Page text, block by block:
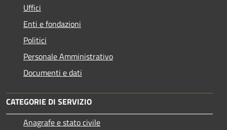
Uffici
Enti e fondazioni
Politici
Personale Amministrativo
Documenti e dati
CATEGORIE DI SERVIZIO
Anagrafe e stato civile